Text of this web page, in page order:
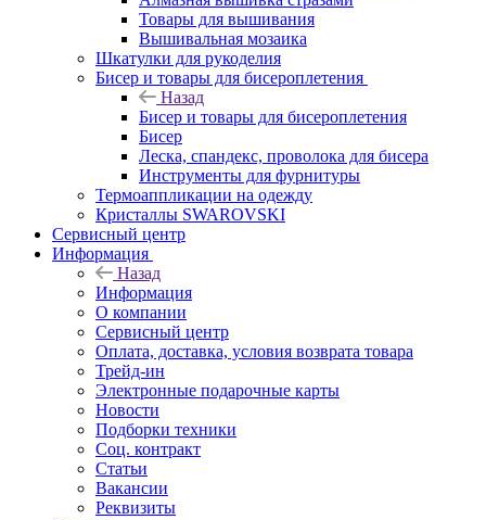
Товары для вышивания
Вышивальная мозаика
Шкатулки для рукоделия
Бисер и товары для бисероплетения
Назад
Бисер и товары для бисероплетения
Бисер
Леска, спандекс, проволока для бисера
Инструменты для фурнитуры
Термоаппликации на одежду
Кристаллы SWAROVSKI
Сервисный центр
Информация
Назад
Информация
О компании
Сервисный центр
Оплата, доставка, условия возврата товара
Трейд-ин
Электронные подарочные карты
Новости
Подборки техники
Соц. контракт
Статьи
Вакансии
Реквизиты